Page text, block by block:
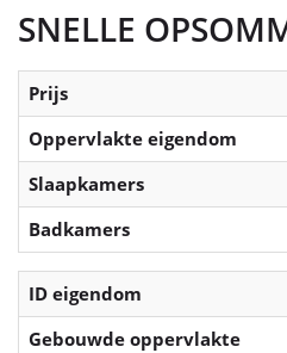
SNELLE
Prijs
Oppervlakte eigendom
Slaapkamers
Badkamers
ID eigendom
Gebouwde oppervlakte